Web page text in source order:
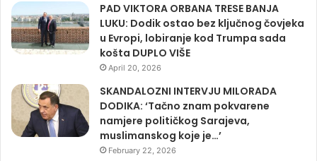
PAD VIKTORA ORBANA TRESE BANJA
LUKU: Dodik ostao bez ključnog čovjeka
u Evropi, lobiranje kod Trumpa sada
košta DUPLO VIŠE
April 20, 2026
SKANDALOZNI INTERVJU MILORADA
DODIKA: ‘Tačno znam pokvarene
namjere političkog Sarajeva,
muslimanskog koje je…’
February 22, 2026